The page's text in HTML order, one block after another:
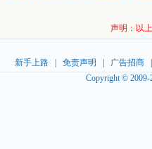
声明：以
新手上路| 免责声明 广告招商
Copyright ©